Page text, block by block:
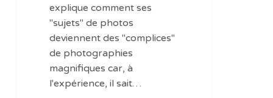
explique comment ses
"sujets" de photos
deviennent des "complices"
de photographies
magnifiques car, à
l'expérience, il sait…